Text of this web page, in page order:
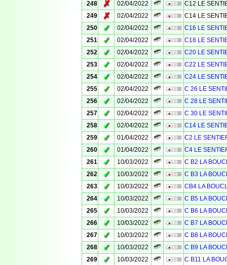
248
✗ 02/04/2022
C12 LE
249
✗ 02/04/2022
C14 LE
250
✓ 02/04/2022
C16 LE
251
✓ 02/04/2022
C18 LE
252
✓ 02/04/2022
C20 LE
253
✓ 02/04/2022
C22 LE
254
✓ 02/04/2022
C24 LE
255
✓ 02/04/2022
C 26 LE
256
✓ 02/04/2022
C 28 LE
257
✓ 02/04/2022
C 30 LE
258
✓ 02/04/2022
C14 LE
259
✓ 01/04/2022
C2 LE
260
✓ 01/04/2022
C4 LE
261
✓ 10/03/2022
C B2 LA
262
✓ 10/03/2022
C B3 LA
263
✓ 10/03/2022
CB4 LA
264
✓ 10/03/2022
C B5 LA
265
✓ 10/03/2022
C B6 LA
266
✓ 10/03/2022
C B7 LA
267
✓ 10/03/2022
C B8 LA
268
✓ 10/03/2022
C B9 LA
269
✓ 10/03/2022
C B11 LA